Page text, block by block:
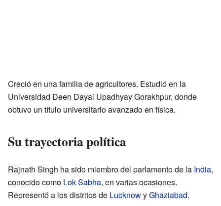
Creció en una familia de agricultores. Estudió en la
Universidad Deen Dayal Upadhyay Gorakhpur, donde
obtuvo un título universitario avanzado en física.
Su trayectoria política
Rajnath Singh ha sido miembro del parlamento de la India,
conocido como Lok Sabha, en varias ocasiones.
Representó a los distritos de LucknowyGhaziabad.